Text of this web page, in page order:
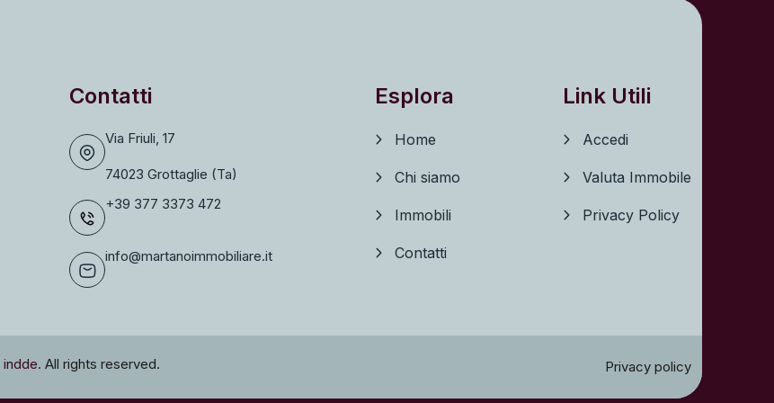
Contatti
Via Friuli, 17
74023 Grottaglie (Ta)
+39 377 3373 472
info@martanoimmobiliare.it
Esplora
Home
Chi siamo
Immobili
Contatti
Link Utili
Accedi
Valuta Immobile
Privacy Policy
indde. All rights reserved. Privacy policy